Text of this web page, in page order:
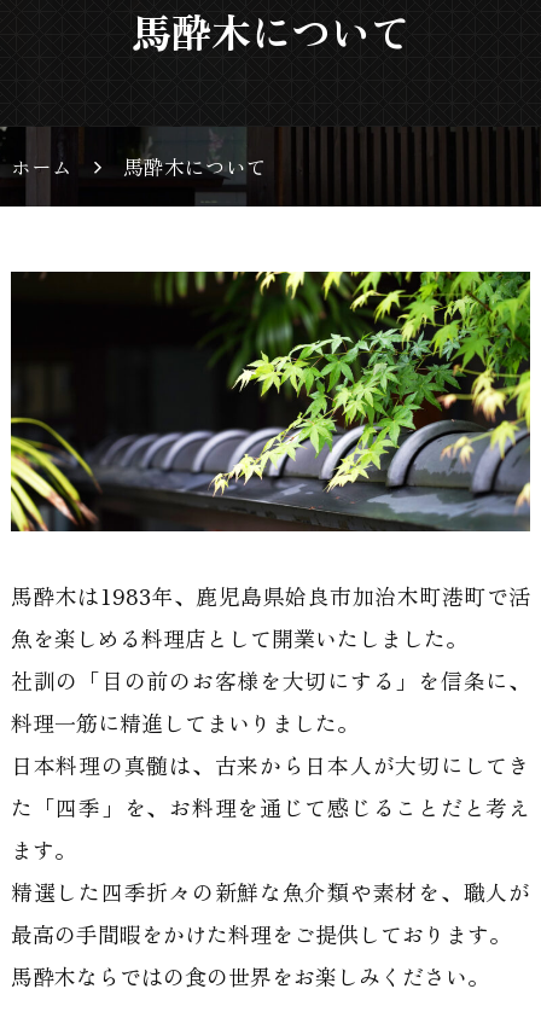
馬酔木について
ホーム 馬酔木について
馬酔木は1983年、鹿児島県姶良市加治木町港町で活
魚を楽しめる料理店として開業いたしました。
社訓の「目の前のお客様を大切にする」を信条に、
料理一筋に精進してまいりました。
日本料理の真髄は、古来から日本人が大切にしてき
た「四季」を、お料理を通じて感じることだと考え
ます。
精選した四季折々の新鮮な魚介類や素材を、職人が
最高の手間暇をかけた料理をご提供しております。
馬酔木ならではの食の世界をお楽しみください。